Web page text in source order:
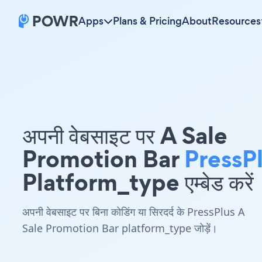
Apps Plans & PricingAboutResources
अपनी वेबसाइट पर A Sale
Promotion Bar
Platform_type एम्बेड करें
अपनी वेबसाइट पर बिना कोडिंग या सिरदर्द के PressPlus A
Sale Promotion Bar platform_type जोड़ें।